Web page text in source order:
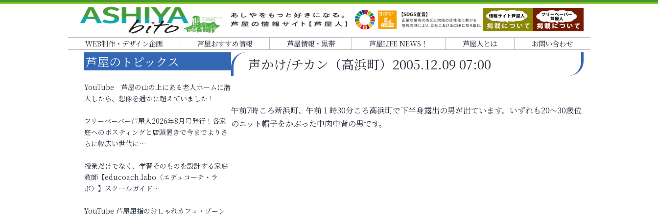
WEB制作・デザイン企画 芦屋おすすめ情報 芦屋情報・黒帯 芦屋LIFE NEWS！ 芦屋人とは お問い合わせ
声かけ/チカン（高浜町）2005.12.09 07:00
午前7時ころ新浜町、午前１時30分ころ高浜町で下半身露出の男が出ています。いずれも20～30歳位
のニット帽子をかぶった中肉中背の男です。
芦屋のトピックス
YouTube 芦屋の山の上にある老人ホームに潜
入したら、想像を遥かに超えていました！
フリーペーパー芦屋人2026年8月号発行！各家
庭へのポスティングと店頭置きで今までよりさ
らに幅広い世代に…
授業だけでなく、学習そのものを設計する家庭
教師【educoach.labo（エデュコーチ・ラ
ボ）】スクールガイド…
YouTube 芦屋屈指のおしゃれカフェ・ゾーン